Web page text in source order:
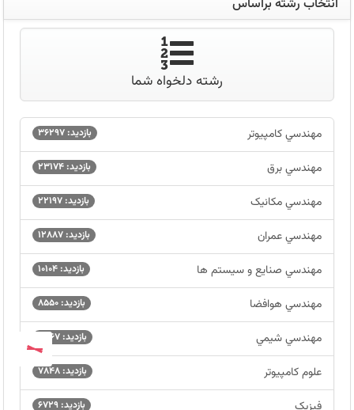
انتخاب رشته براساس
رشته دلخواه شما
مهندسي کامپيوتر بازدید: 36297
مهندسي برق بازدید: 23174
مهندسي مکانيک بازدید: 22197
مهندسي عمران بازدید: 12887
مهندسي صنايع و سيستم ها بازدید: 10104
مهندسي هوافضا بازدید: 8550
مهندسي شيمي بازدید: 8367
علوم کامپيوتر بازدید: 7848
بازدید: 6729